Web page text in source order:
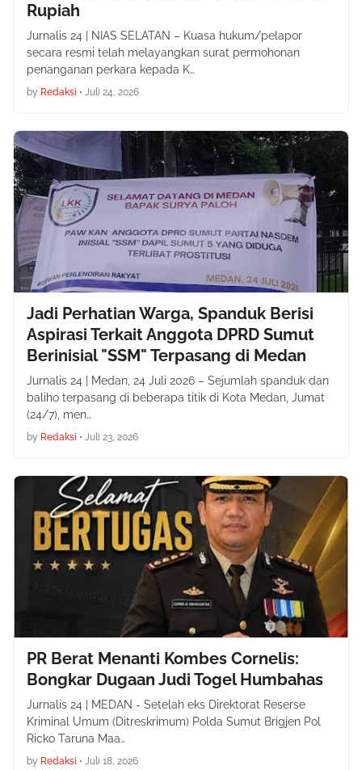
Rupiah
Jurnalis 24 | NIAS SELATAN – Kuasa hukum/pelapor
secara resmi telah melayangkan surat permohonan
penanganan perkara kepada K…
by Redaksi • Juli 24, 2026
Jadi Perhatian Warga, Spanduk Berisi
Aspirasi Terkait Anggota DPRD Sumut
Berinisial "SSM" Terpasang di Medan
Jurnalis 24 | Medan, 24 Juli 2026 – Sejumlah spanduk dan
baliho terpasang di beberapa titik di Kota Medan, Jumat
(24/7), men…
by Redaksi • Juli 23, 2026
PR Berat Menanti Kombes Cornelis:
Bongkar Dugaan Judi Togel Humbahas
Jurnalis 24 | MEDAN - Setelah eks Direktorat Reserse
Kriminal Umum (Ditreskrimum) Polda Sumut Brigjen Pol
Ricko Taruna Maa…
by Redaksi • Juli 18, 2026